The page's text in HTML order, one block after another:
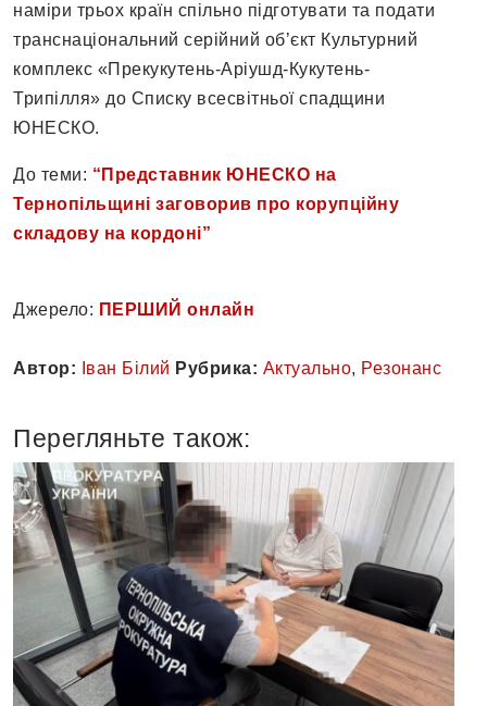
наміри трьох країн спільно підготувати та подати
транснаціональний серійний об’єкт Культурний
комплекс «Прекукутень-Аріушд-Кукутень-
Трипілля» до Списку всесвітньої спадщини
ЮНЕСКО.
До теми: “Представник ЮНЕСКО на
Тернопільщині заговорив про корупційну
складову на кордоні”
Джерело: ПЕРШИЙ онлайн
Автор: Іван Білий Рубрика: Актуально, Резонанс
Перегляньте також: